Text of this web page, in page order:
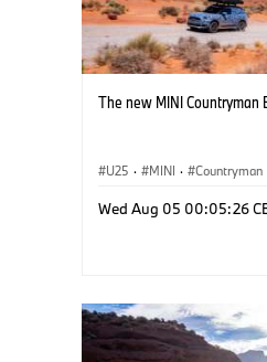
The new MINI
U25 · MINI · Countryman
Wed Aug 05 00:05:26